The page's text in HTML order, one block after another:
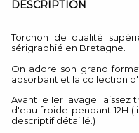
DESCRIPTION
Torchon de qualité
sérigraphié en Bretagne.
On adore son grand
absorbant et la collection
Avant le 1er lavage,
d'eau froide pendant 12H
descriptif détaillé.)